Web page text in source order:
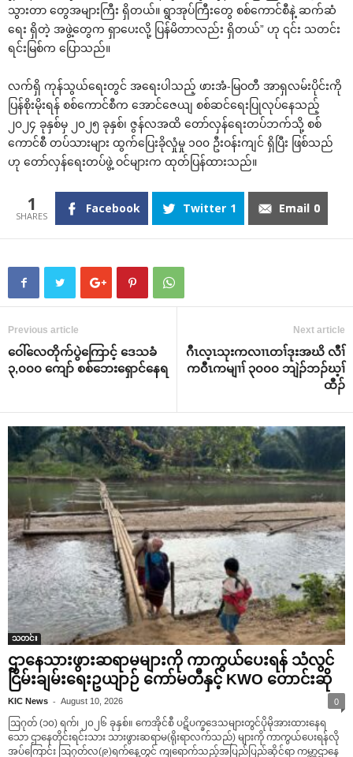
သွားတာ တွေအများကြီး ရှိတယ်။ ရွာအုပ်ကြီးတွေ စစ်ကောင်စီနဲ့ ဆက်ဆံ
ရေး ရှိတဲ့ အဖွဲ့တွေက ရှာပေးလို့ ပြန်မိတာလည်း ရှိတယ်” ဟု ၎င်း သတင်း
ရင်းမြစ်က ပြောသည်။
လက်ရှိ ကုန်သွယ်ရေးတွင် အရေးပါသည့် ဖားအံ-မြဝတီ အာရှလမ်းပိုင်းကို
ပြန်စိုးမိုးရန် စစ်ကောင်စီက အောင်ဇေယျ စစ်ဆင်ရေးပြုလုပ်နေသည့်
၂၀၂၄ ခုနှစ်မှ ၂၀၂၅ ခုနှစ်၊ ဇွန်လအထိ တော်လှန်ရေးတပ်ဘက်သို့ စစ်
ကောင်စီ တပ်သားများ ထွက်ပြေးခိုလှုံမှု ၁၀၀ ဦးဝန်းကျင် ရှိပြီး ဖြစ်သည်
ဟု တော်လှန်ရေးတပ်ဖွဲ့ ဝင်များက ထုတ်ပြန်ထားသည်။
1 Facebook Twitter 1 Email 0
Previous article
ဝေါ်လေတိုက်ပွဲကြောင့် ဒေသခံ
၃,၀၀၀ ကျော် စစ်ဘေးရှောင်နေရ
Next article
ဂီၤလ့ၤသုးကလၢၤတၢ်ဒုးအဃိ လီၢ်
က၀ီၤကမျၢၢ် ၃၀၀၀ ဘျဲၣ်ဘၣ်ဃ့ၢ်
ထီၣ်
သတင်း
ဌာနေသားဖွားဆရာမများကို ကာကွယ်ပေးရန် သံလွင်
ငြိမ်းချမ်းရေးဥယျာဉ် ကော်မတီနှင့် KWO တောင်းဆို
KIC News - August 10, 2026 0
ဩဂုတ် (၁၀) ရက်၊ ၂၀၂၆ ခုနှစ်။ ကေအိုင်စီ ပဋိပက္ခဒေသများတွင်ပိုမိုအားထားနေရ
သော ဌာနေတိုင်းရင်းသား သားဖွားဆရာမ(ရိုးရာလက်သည်) များကို ကာကွယ်ပေးရန်လို
အပ်ကြောင်း ဩဂုတ်လ(၉)ရက်နေ့တွင် ကျရောက်သည့်အပြည်ပြည်ဆိုင်ရာ ကမ္ဘာ့ဌာနေ